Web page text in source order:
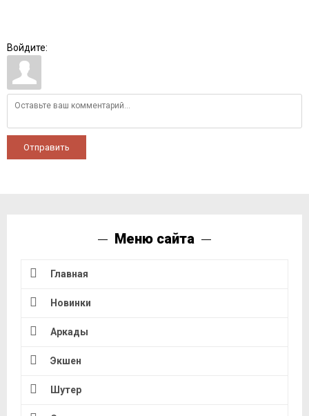
Войдите:
Отправить
Меню сайта
Главная
Новинки
Аркады
Экшен
Шутер